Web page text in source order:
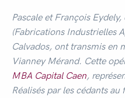
Pascale et François
(Fabrications Industrielles
Calvados, ont transmis en
Vianney Mérand. Cette
MBA Capital Caen,
Réalisés par les cédants